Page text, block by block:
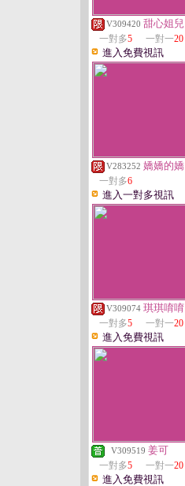
V309420 甜心姐兒
一對多5 一對一20
進入免費視訊
V283252 嬌嬌的嬌
一對多6
進入一對多視訊
V309074 琪琪唷唷
一對多5 一對一20
進入免費視訊
V309519 姜可
一對多5 一對一20
進入免費視訊